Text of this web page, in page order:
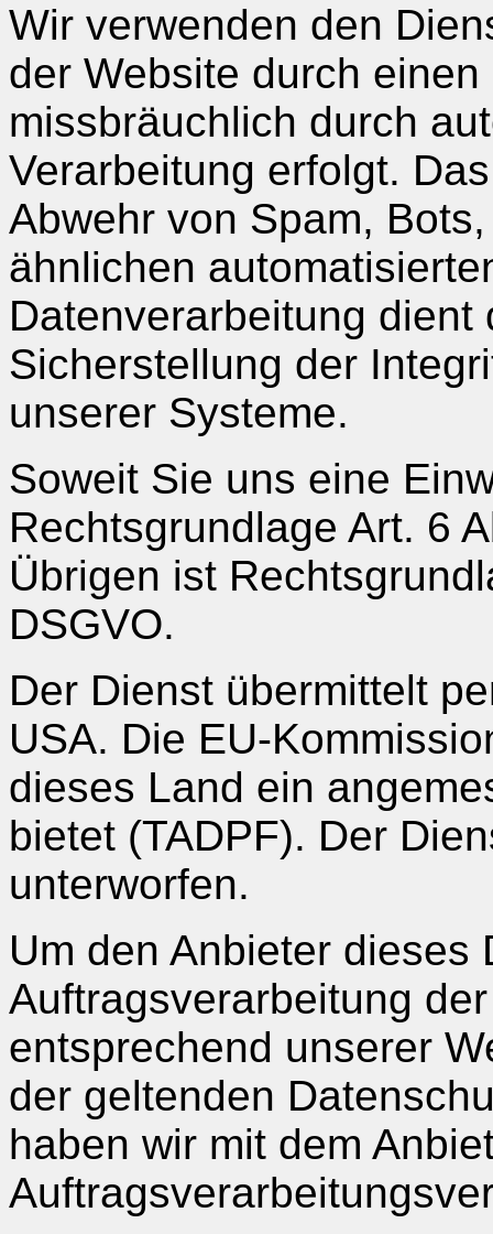
Wir verwenden den
der Website durch
missbräuchlich durch
Verarbeitung erfolgt.
Abwehr von Spam,
ähnlichen
Datenverarbeitung dient
Sicherstellung der
unserer Systeme.
Soweit Sie uns eine
Rechtsgrundlage Art. 6
Übrigen ist
DSGVO.
Der Dienst übermittelt
USA. Die EU-
dieses Land ein
bietet (TADPF). Der
unterworfen.
Um den Anbieter dieses
Auftragsverarbeitung
entsprechend unserer
der geltenden
haben wir mit dem